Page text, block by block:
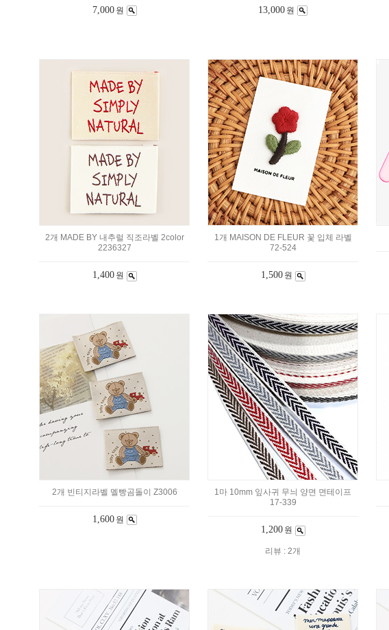
7,000 원 13,000 원
2개 MADE BY 내추럴 직조라벨 2color
2236327
1,400 원
1개 MAISON DE FLEUR 꽃 입체 라벨
72-524
1,500 원
2개 빈티지라벨 멜빵곰돌이 Z3006
1,600 원
1마 10mm 잎사귀 무늬 양면 면테이프
17-339
1,200 원
리뷰 : 2개